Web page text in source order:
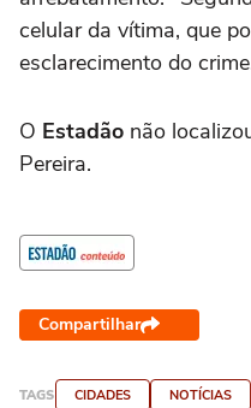
celular da vítima, que
esclarecimento do
O Estadão não
Pereira.
Compartilhar
TAGS CIDADES NOTÍCIAS